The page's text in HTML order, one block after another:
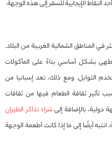
الإيجابية للسفر إلى هذه الوجهة.
في المناطق الشمالية الغربية من البلاد.
بشكل أساسي بناءً على المأكولات
التوابل. ومع ذلك، تعد إسبانيا من
تأثير ثقافة الطعام فيها من ثقافات
دولية، بالإضافة إلىشراء تذاكر الطيران
انتبه أيضًا إلى ما إذا كانت أطعمة الوجهة